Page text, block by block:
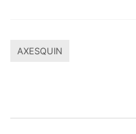
AXESQUIN